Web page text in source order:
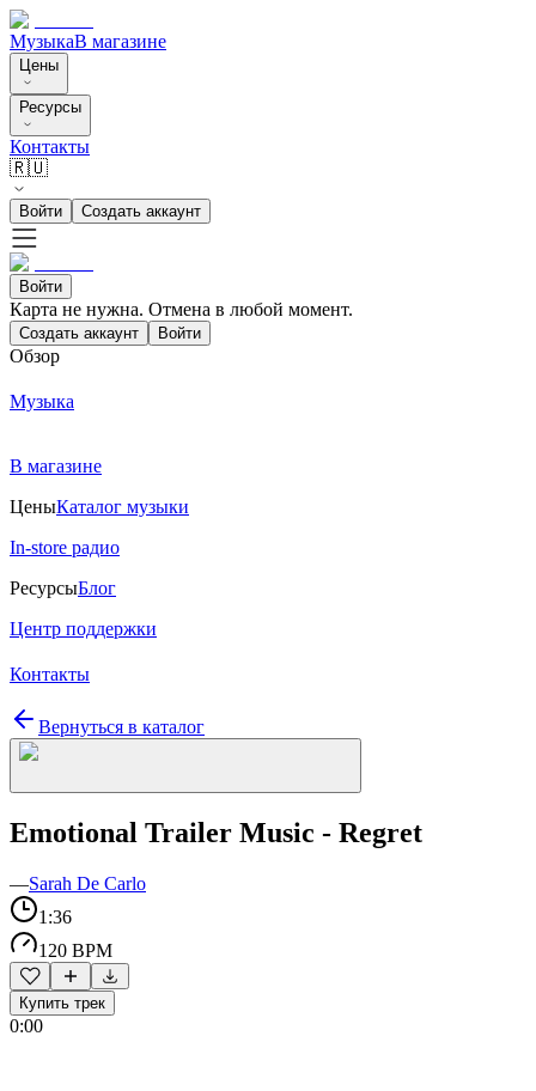
МузыкаВ магазине
Цены
Ресурсы
Контакты
🇷🇺
Войти Создать аккаунт
Войти
Карта не нужна. Отмена в любой момент.
Создать аккаунт Войти
Обзор
Музыка
В магазине
ЦеныКаталог музыки
In-store радио
РесурсыБлог
Центр поддержки
Контакты
Вернуться в каталог
Emotional Trailer Music - Regret
—Sarah De Carlo
1:36
120 BPM
Купить трек
0:00